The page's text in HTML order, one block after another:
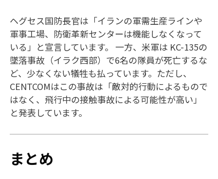
ヘグセス国防長官は「イランの軍需生産ラインや
軍事工場、防衛革新センターは機能しなくなって
いる」と宣言しています。 一方、米軍は KC-135の
墜落事故（イラク西部）で6名の隊員が死亡するな
ど、少なくない犠牲も払っています。ただし、
CENTCOMはこの事故は「敵対的行動によるもので
はなく、飛行中の接触事故による可能性が高い」
と発表しています。
まとめ